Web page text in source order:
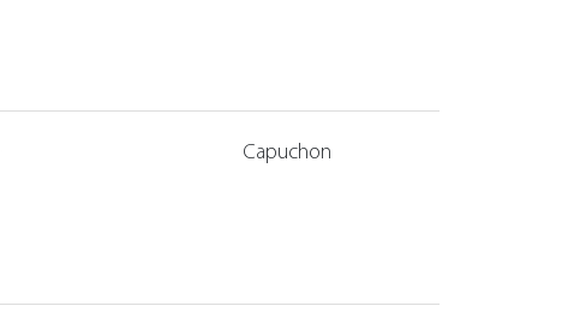
Capuchon